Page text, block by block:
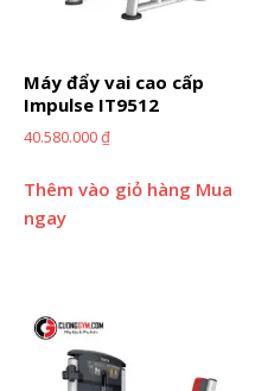
Máy đẩy vai cao cấp
Impulse IT9512
40.580.000₫
Thêm vào giỏ hàng Mua
ngay